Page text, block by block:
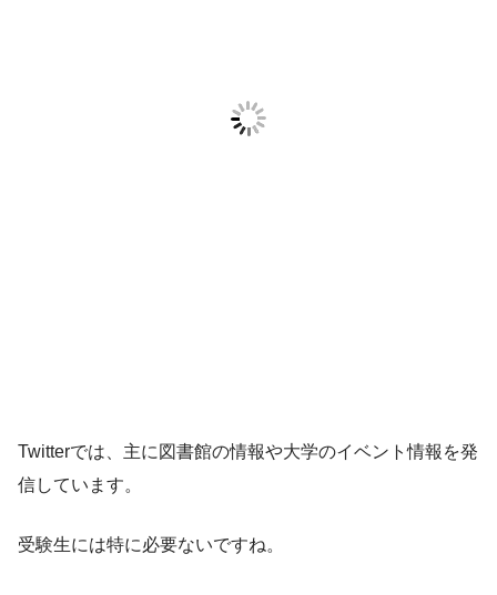
Twitterでは、主に図書館の情報や大学のイベント情報を発
信しています。
受験生には特に必要ないですね。